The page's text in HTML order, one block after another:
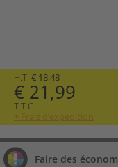
H.T. € 18,48
€ 21,99
T.T.C
+ Frais d’expédition
Faire des